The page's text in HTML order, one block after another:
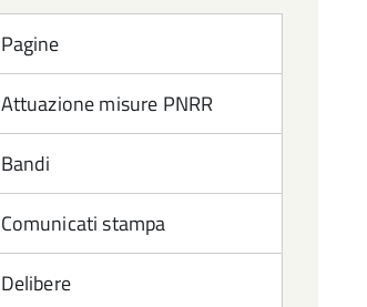
Pagine
Attuazione misure PNRR
Bandi
Comunicati stampa
Delibere